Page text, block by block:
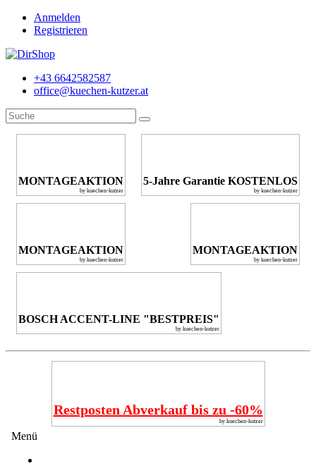
Anmelden
Registrieren
+43 6642582587
office@kuechen-kutzer.at
MONTAGEAKTION
by kuechen-kutzer
5-Jahre Garantie KOSTENLOS
by kuechen-kutzer
MONTAGEAKTION
by kuechen-kutzer
MONTAGEAKTION
by kuechen-kutzer
BOSCH ACCENT-LINE "BESTPREIS"
by kuechen-kutzer
Restposten Abverkauf bis zu -60%
by kuechen-kutzer
Menü